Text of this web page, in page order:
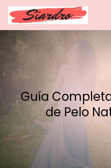
Guía
de Pelo